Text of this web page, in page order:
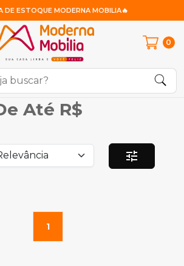
DE ESTOQUE MODERNA MOBILIA🔥
0
Até R$
tune
1